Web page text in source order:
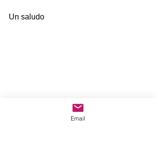
Un saludo
Email